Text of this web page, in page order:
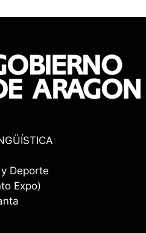
Deporte
Expo)